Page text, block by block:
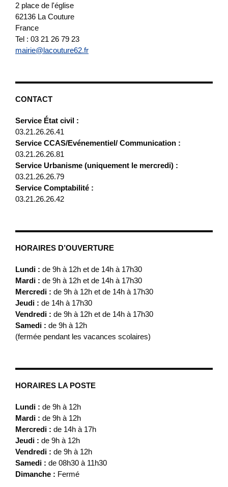
2 place de l'église
62136 La Couture
France
Tel : 03 21 26 79 23
mairie@lacouture62.fr
CONTACT
Service État civil :
03.21.26.26.41
Service CCAS/Evénementiel/ Communication :
03.21.26.26.81
Service Urbanisme (uniquement le mercredi) :
03.21.26.26.79
Service Comptabilité :
03.21.26.26.42
HORAIRES D’OUVERTURE
Lundi : de 9h à 12h et de 14h à 17h30
Mardi : de 9h à 12h et de 14h à 17h30
Mercredi : de 9h à 12h et de 14h à 17h30
Jeudi : de 14h à 17h30
Vendredi : de 9h à 12h et de 14h à 17h30
Samedi : de 9h à 12h
(fermée pendant les vacances scolaires)
HORAIRES LA POSTE
Lundi : de 9h à 12h
Mardi : de 9h à 12h
Mercredi : de 14h à 17h
Jeudi : de 9h à 12h
Vendredi : de 9h à 12h
Samedi : de 08h30 à 11h30
Dimanche : Fermé